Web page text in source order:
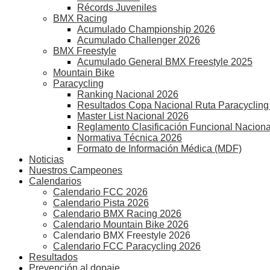
Récords Juveniles
BMX Racing
Acumulado Championship 2026
Acumulado Challenger 2026
BMX Freestyle
Acumulado General BMX Freestyle 2025
Mountain Bike
Paracycling
Ranking Nacional 2026
Resultados Copa Nacional Ruta
Master List Nacional 2026
Reglamento Clasificación Funcional Nacional
Normativa Técnica 2026
Formato de Información Médica (MDF)
Noticias
Nuestros Campeones
Calendarios
Calendario FCC 2026
Calendario Pista 2026
Calendario BMX Racing 2026
Calendario Mountain Bike 2026
Calendario BMX Freestyle 2026
Calendario FCC Paracycling 2026
Resultados
Prevención al dopaje